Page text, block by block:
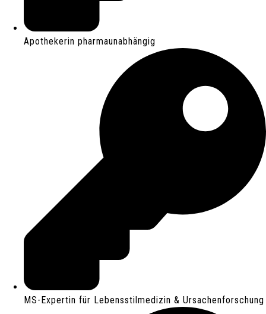
Apothekerin pharmaunabhängig
MS-Expertin für Lebensstilmedizin & Ursachenforschung